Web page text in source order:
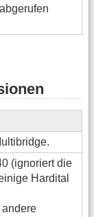
(ignoriert die
Hardital